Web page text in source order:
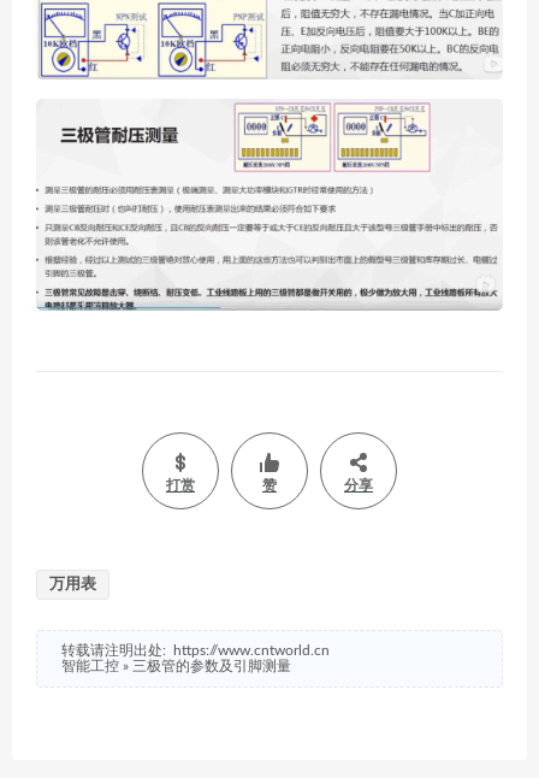
打赏 赞 分享
万用表
转载请注明出处:
https://www.cntworld.cn
智能工控 » 三极管的参数及引脚测量